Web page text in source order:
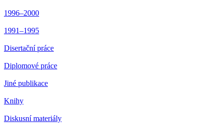
1996–2000
1991–1995
Disertační práce
Diplomové práce
Jiné publikace
Knihy
Diskusní materiály